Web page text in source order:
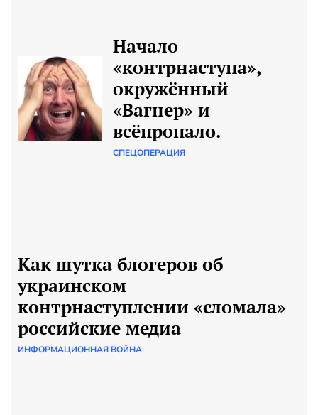
Начало
«контрнаступа»,
окружённый
«Вагнер» и
всёпропало.
СПЕЦОПЕРАЦИЯ
Как шутка блогеров об
украинском
контрнаступлении «сломала»
российские медиа
ИНФОРМАЦИОННАЯ ВОЙНА